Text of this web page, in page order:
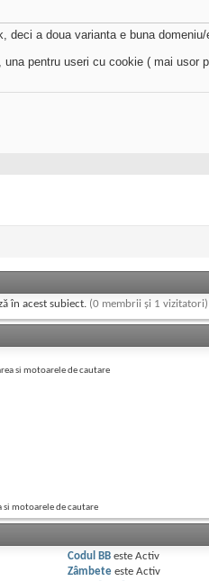
deci a doua varianta e buna
pentru useri cu cookie ( mai
în acest subiect. (0 membrii și 1 vizitatori)
si motoarele de cautare
si motoarele de cautare
Codul BB esteActiv
Zâmbete esteActiv